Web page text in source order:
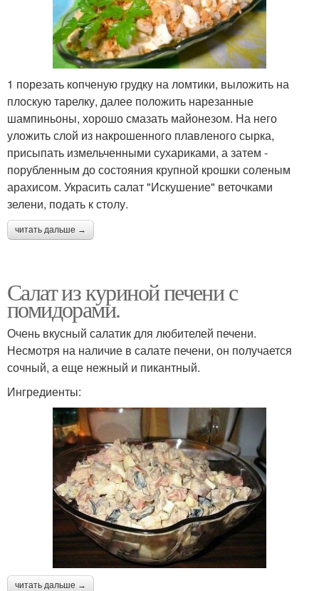
1 порезать копченую грудку на ломтики, выложить на
плоскую тарелку, далее положить нарезанные
шампиньоны, хорошо смазать майонезом. На него
уложить слой из накрошенного плавленого сырка,
присыпать измельченными сухариками, а затем -
порубленным до состояния крупной крошки соленым
арахисом. Украсить салат "Искушение" веточками
зелени, подать к столу.
читать дальше →
Салат из куриной печени с
помидорами.
Очень вкусный салатик для любителей печени.
Несмотря на наличие в салате печени, он получается
сочный, а еще нежный и пикантный.
Ингредиенты:
читать дальше →